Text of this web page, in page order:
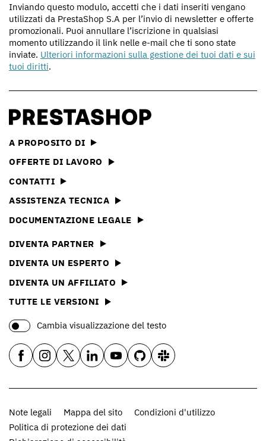
Inviando questo modulo, accetti che i dati inseriti vengano
utilizzati da PrestaShop S.A per l’invio di newsletter e offerte
promozionali. Puoi annullare l’iscrizione in qualsiasi
momento utilizzando il link nelle e-mail che ti sono state
inviate. Ulteriori informazioni sulla gestione dei tuoi dati e sui
tuoi diritti.
A PROPOSITO DI
OFFERTE DI LAVORO
CONTATTI
ASSISTENZA TECNICA
DOCUMENTAZIONE LEGALE
DIVENTA PARTNER
DIVENTA UN ESPERTO
DIVENTA UN AFFILIATO
TUTTE LE VERSIONI
Cambia visualizzazione del testo
Note legali Mappa del sito
Condizioni d'utilizzo
Politica di protezione dei dati